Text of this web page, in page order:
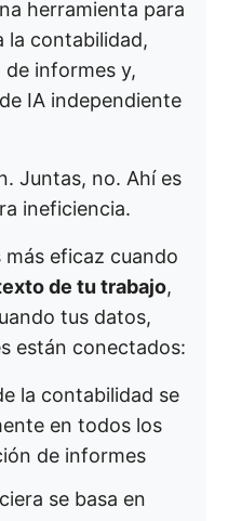
herramienta para
la contabilidad,
informes y,
IA independiente
Juntas, no. Ahí es
ineficiencia.
eficaz cuando
de tu trabajo,
tus datos,
están conectados:
la contabilidad se
en todos los
de informes
se basa en